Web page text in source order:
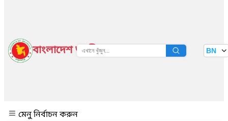
বাংলাদেশ জাতীয় তথ্য বাতায়ন BN
মেনু নির্বাচন করুন